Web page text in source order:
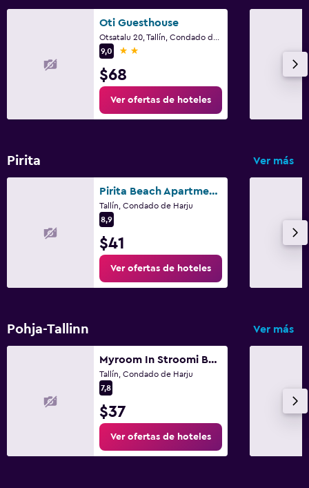
Oti Guesthouse
9,0
2 estrellas
$68
Ver ofertas de hoteles
Pirita Ver más
Pirita Beach Apartments & Spa
Tallín, Condado de Harju
8,9
$41
Ver ofertas de hoteles
Pohja-Tallinn Ver más
Myroom In Stroomi Beach Area
Tallín, Condado de Harju
7,8
$37
Ver ofertas de hoteles